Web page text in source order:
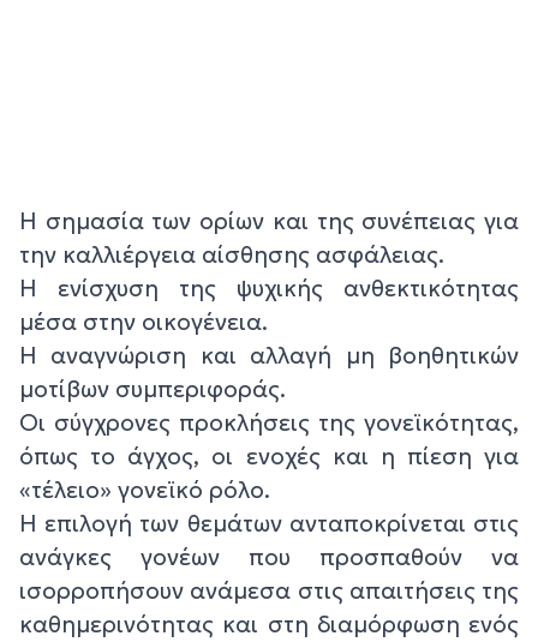
Η σημασία των ορίων και της συνέπειας για
την καλλιέργεια αίσθησης ασφάλειας.
Η ενίσχυση της ψυχικής ανθεκτικότητας
μέσα στην οικογένεια.
Η αναγνώριση και αλλαγή μη βοηθητικών
μοτίβων συμπεριφοράς.
Οι σύγχρονες προκλήσεις της γονεϊκότητας,
όπως το άγχος, οι ενοχές και η πίεση για
«τέλειο» γονεϊκό ρόλο.
Η επιλογή των θεμάτων ανταποκρίνεται στις
ανάγκες γονέων που προσπαθούν να
ισορροπήσουν ανάμεσα στις απαιτήσεις της
καθημερινότητας και στη διαμόρφωση ενός